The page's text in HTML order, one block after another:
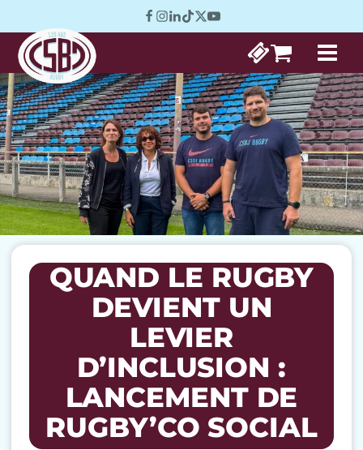
QUAND LE RUGBY
DEVIENT UN
LEVIER
D’INCLUSION :
LANCEMENT DE
RUGBY’CO SOCIAL